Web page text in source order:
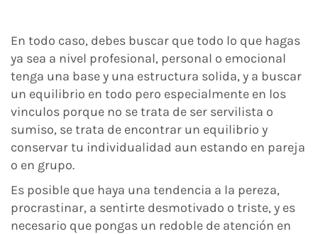
En todo caso, debes buscar que todo lo que hagas
ya sea a nivel profesional, personal o emocional
tenga una base y una estructura solida, y a buscar
un equilibrio en todo pero especialmente en los
vinculos porque no se trata de ser servilista o
sumiso, se trata de encontrar un equilibrio y
conservar tu individualidad aun estando en pareja
o en grupo.
Es posible que haya una tendencia a la pereza,
procrastinar, a sentirte desmotivado o triste, y es
necesario que pongas un redoble de atención en